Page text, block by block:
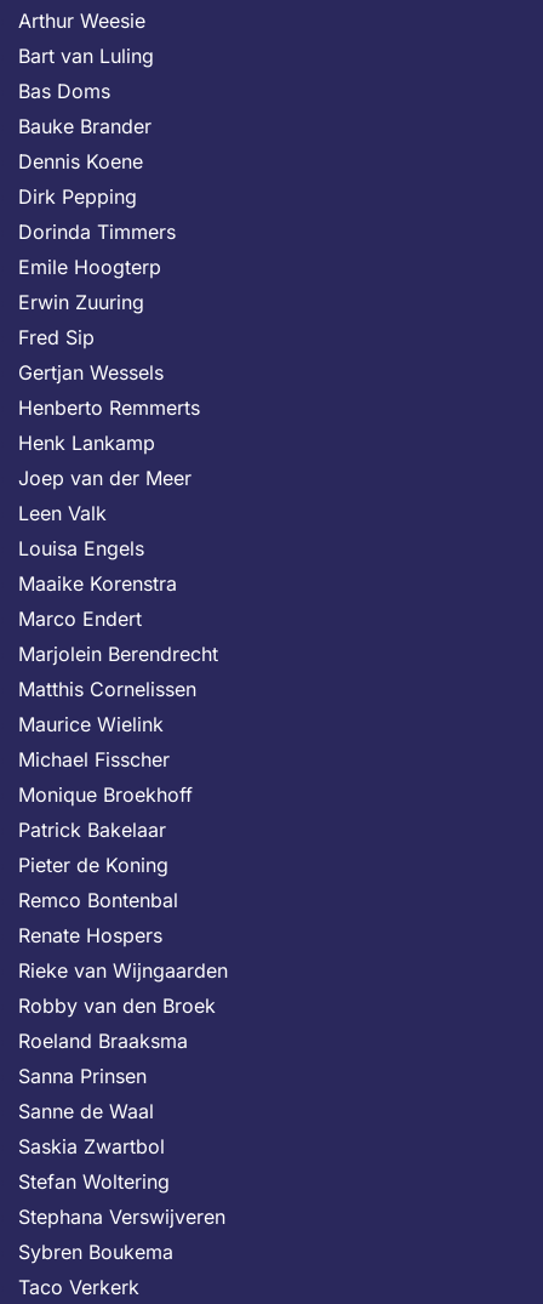
Arthur Weesie
Bart van Luling
Bas Doms
Bauke Brander
Dennis Koene
Dirk Pepping
Dorinda Timmers
Emile Hoogterp
Erwin Zuuring
Fred Sip
Gertjan Wessels
Henberto Remmerts
Henk Lankamp
Joep van der Meer
Leen Valk
Louisa Engels
Maaike Korenstra
Marco Endert
Marjolein Berendrecht
Matthis Cornelissen
Maurice Wielink
Michael Fisscher
Monique Broekhoff
Patrick Bakelaar
Pieter de Koning
Remco Bontenbal
Renate Hospers
Rieke van Wijngaarden
Robby van den Broek
Roeland Braaksma
Sanna Prinsen
Sanne de Waal
Saskia Zwartbol
Stefan Woltering
Stephana Verswijveren
Sybren Boukema
Taco Verkerk